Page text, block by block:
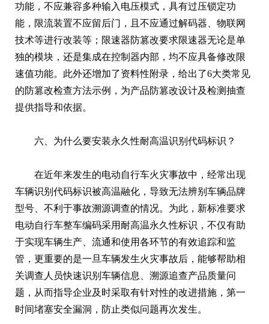
功能，不应兼容多种输入电压模式，具有过压锁定功
能，限流装置不应留后门，且不应通过解码器、物联网
技术等进行改装等；限速器防篡改要求限速器无论是单
独的模块，还是集成在控制器内部，均不应具备修改限
速值功能。此外还增加了资料性附录，给出了6大类常见
的防篡改检查方法示例，为产品防篡改设计及检测抽查
提供指导和依据。
六、为什么要安装永久性耐高温识别代码标识？
在近年来发生的电动自行车火灾事故中，经常出现
车辆识别代码标识被高温融化，导致无法辨别车辆品牌
型号、不利于事故溯源调查的情况。为此，新标准要求
电动自行车整车编码采用耐高温永久性标识，不仅有助
于实现车辆生产、流通和使用各环节的有效追踪和监
管，更重要的是一旦车辆发生火灾事故后，能够帮助相
关调查人员快速识别车辆信息、溯源追查产品质量问
题，从而指导企业及时采取有针对性的改进措施，第一
时间堵塞安全漏洞，防止类似问题再次发生。